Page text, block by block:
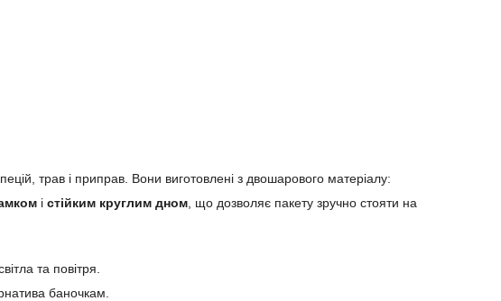
трав і приправ. Вони виготовлені з двошарового матеріалу:
і стійким круглим дном , що дозволяє пакету зручно стояти на
та повітря.
баночкам.